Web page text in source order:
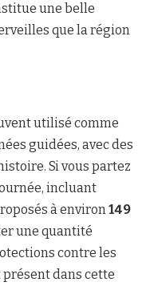
une belle
que la région
utilisé comme
guidées, avec des
Si vous partez
incluant
à environ149
une quantité
contre les
dans cette